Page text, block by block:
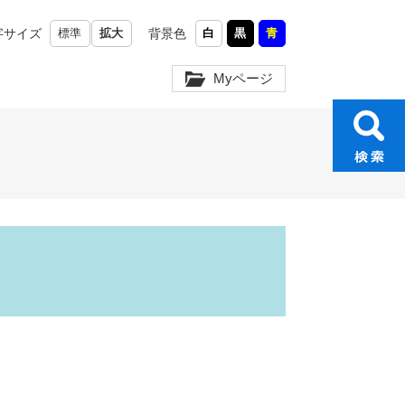
サイズ 標準 拡大 背景色 白 黒 青
Myページ